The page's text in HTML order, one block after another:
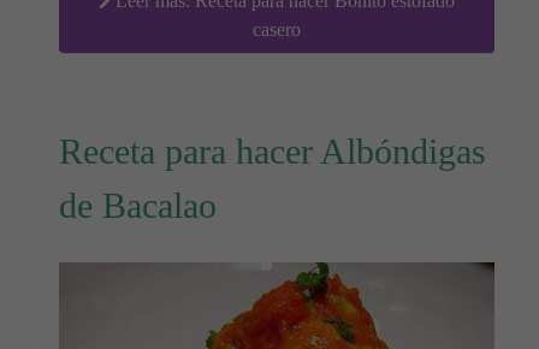
casero
Receta para hacer Albóndigas
de Bacalao